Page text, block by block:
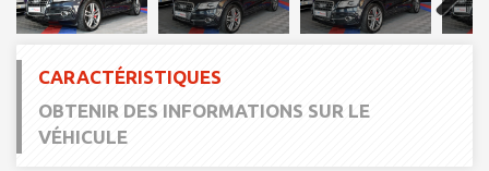
Next
CARACTÉRISTIQUES
OBTENIR DES INFORMATIONS SUR LE
VÉHICULE